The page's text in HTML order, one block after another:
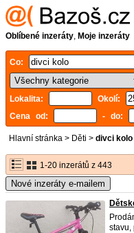
Oblíbené inzeráty, Moje inzeráty
Co:
Lokalita: Okolí:
Cena od:
- do:
Hlavní stránka > Děti > divci kolo
1-20 inzerátů z 443
Nové inzeráty e-mailem
stavu,